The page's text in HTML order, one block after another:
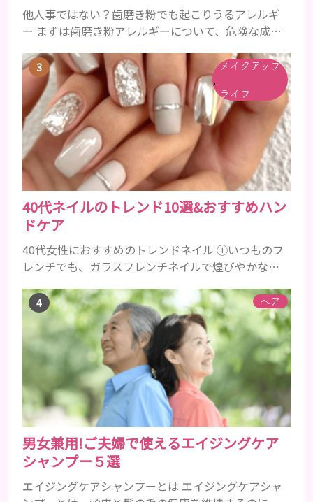
他人事ではない？歯磨き粉でも起こりうるアレルギ
ー まずは歯磨き粉アレルギーについて、危険な成分
まれるアレルギーを起こすおそれのある成分 まず、
普段お使いの歯磨き粉に含まれているどの成分にア
レルギーを引き起こすおそれがあるのかを説明しま
すね。 •フッ素･･･歯の表面のエナメルを守り強くし
たり、虫歯と防ぐ働きを持つ成分 •香味料 ･･･歯磨き
粉の風味や爽...
メイクアップ
,
ライフ
40代ネイルのトレンド10選&おすすめハン
ドケア
40代女性におすすめのトレンドネイル ①いつものフ
レンチでも、ガラスフレンチネイルで煌びやかな上
血色の良いピンクゴールドでマグネットネイル 引用
元：https://4meee.com/articles/view/30008363
③2024トレンドカラーのピーチファズ（Peach
Fuzz）ネイル 引用元 ④ストーンやミラーを多めに、
大人女性も老け...
ヘア
男女兼用!ご夫婦で使えるエイジングケア
シャンプー５選
エイジングケアシャンプーとは エイジングケアシャ